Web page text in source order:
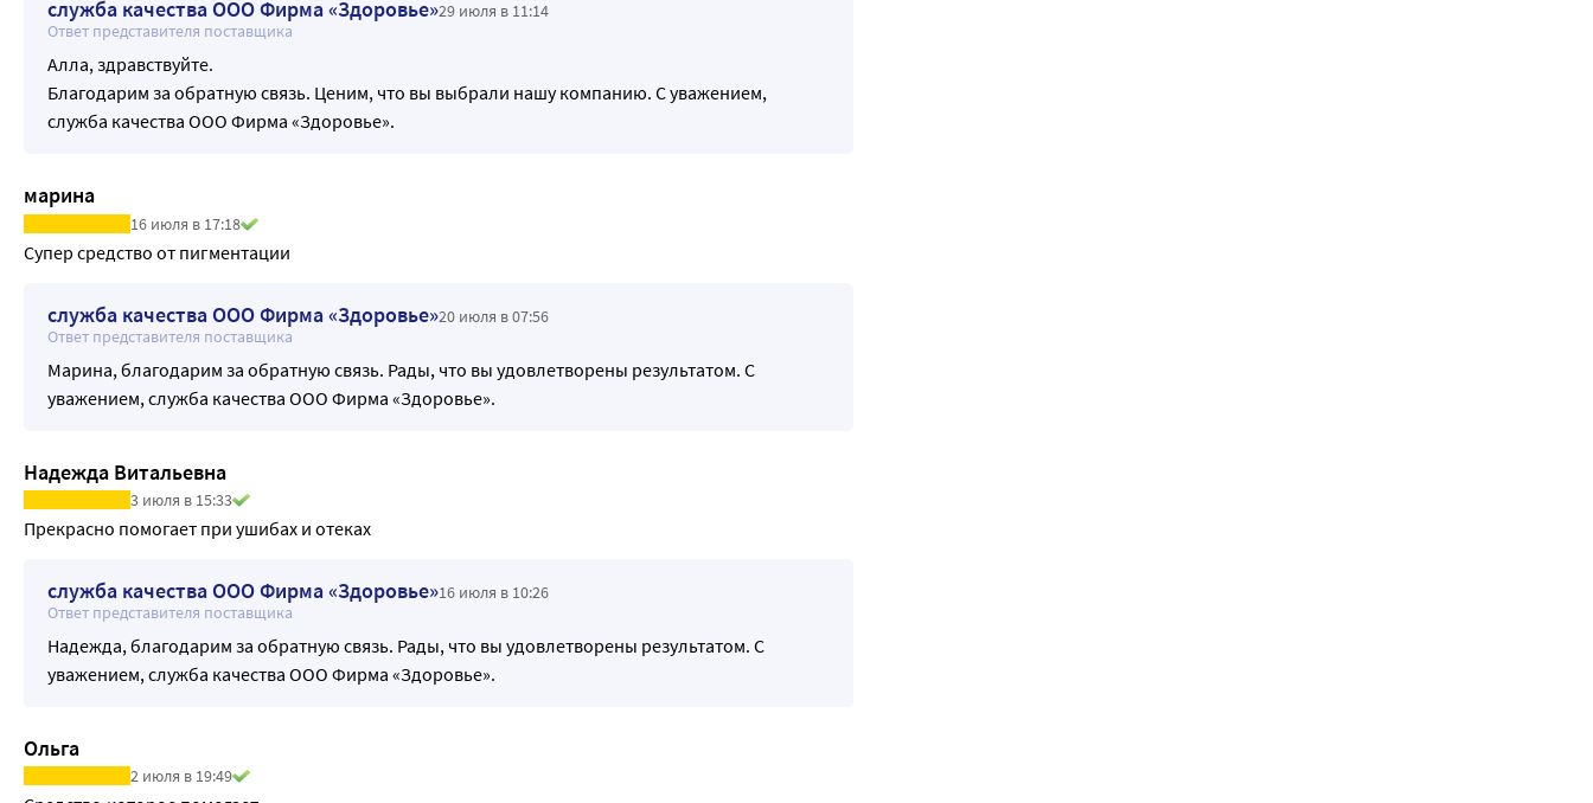
служба качества ООО Фирма «Здоровье»29 июля в 11:14
Ответ представителя поставщика
Алла, здравствуйте.
Благодарим за обратную связь. Ценим, что вы выбрали нашу компанию. С уважением,
служба качества ООО Фирма «Здоровье».
марина
16 июля в 17:18
Супер средство от пигментации
служба качества ООО Фирма «Здоровье»20 июля в 07:56
Ответ представителя поставщика
Марина, благодарим за обратную связь. Рады, что вы удовлетворены результатом. С
уважением, служба качества ООО Фирма «Здоровье».
Надежда Витальевна
3 июля в 15:33
Прекрасно помогает при ушибах и отеках
служба качества ООО Фирма «Здоровье»16 июля в 10:26
Ответ представителя поставщика
Надежда, благодарим за обратную связь. Рады, что вы удовлетворены результатом. С
уважением, служба качества ООО Фирма «Здоровье».
Ольга
2 июля в 19:49